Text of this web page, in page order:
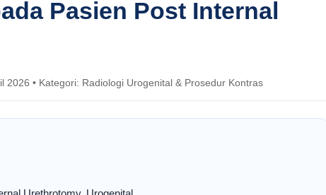
Pasien Post Internal
2026 • Kategori: Radiologi Urogenital & Prosedur Kontras